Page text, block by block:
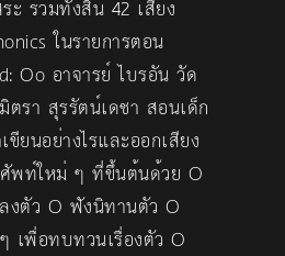
ะ รวมทั้งสิ้น 42 เสียง
ในรายการตอน
Oo อาจารย์ ไบรอัน วัด
รา สุรรัตน์เดชา สอนเด็ก
ยนอย่างไรและออกเสียง
ศัพท์ใหม่ ๆ ที่ขึ้นต้นด้วย O
งตัว O ฟังนิทานตัว O
เพื่อทบทวนเรื่องตัว O